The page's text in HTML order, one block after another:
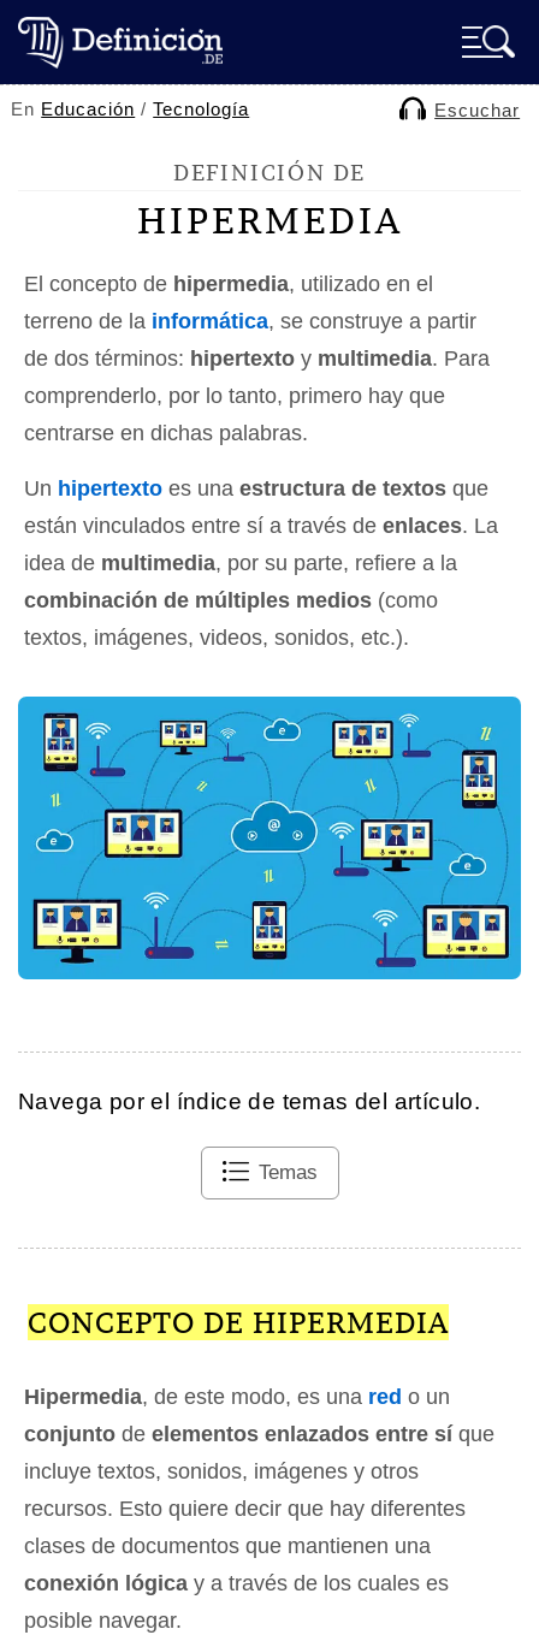
En Educación /Tecnología Escuchar
DEFINICIÓN DE
HIPERMEDIA
El concepto de hipermedia, utilizado en el
terreno de la informática, se construye a partir
de dos términos: hipertexto y multimedia. Para
comprenderlo, por lo tanto, primero hay que
centrarse en dichas palabras.
Un hipertexto es una estructura de textos que
están vinculados entre sí a través de enlaces. La
idea de multimedia, por su parte, refiere a la
combinación de múltiples medios (como
textos, imágenes, videos, sonidos, etc.).
Navega por el índice de temas del artículo.
Temas
CONCEPTO DE HIPERMEDIA
Hipermedia, de este modo, es una red o un
conjunto de elementos enlazados entre sí que
incluye textos, sonidos, imágenes y otros
recursos. Esto quiere decir que hay diferentes
clases de documentos que mantienen una
conexión lógica y a través de los cuales es
posible navegar.